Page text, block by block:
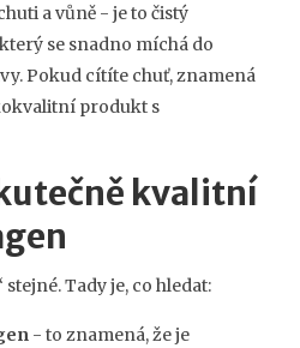
a vůně - je to čistý
se snadno míchá do
Pokud cítíte chuť, znamená
produkt s
kvalitní
Tady je, co hledat:
- to znamená, že je